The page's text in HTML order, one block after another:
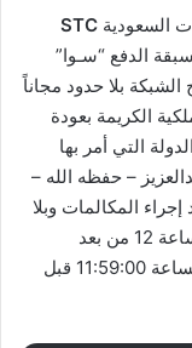
الدفع “سـوا”
بلا حدود مجاناً
الكريمة بعودة
التي أمر بها
– حفظه الله –
المكالمات وبلا
حدود داخل وخارج الشبكة خلال الفترة من الساعة 12 من بعد
منتصف ليلة الجمعة 28 أبريل 2017، وحتى الساعة 11:59:00 قبل